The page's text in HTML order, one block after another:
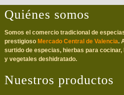
Quiénes somos
Somos el comercio tradicional de
prestigioso Mercado Central de Valencia.
surtido de especias, hierbas para
y vegetales deshidratado.
Nuestros productos